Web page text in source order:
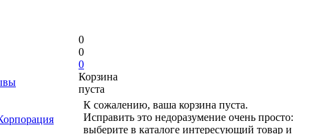
0
0
0
Корзина
пуста
К сожалению, ваша корзина пуста.
Исправить это недоразумение очень просто:
выберите в каталоге интересующий товар и